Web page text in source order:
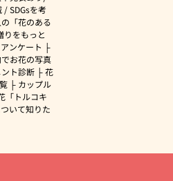
/ SDGsを考
「花のある
りをもっと
ンケート
お花の写真
ト診断
花
カップル
「トルコキ
いて知りた